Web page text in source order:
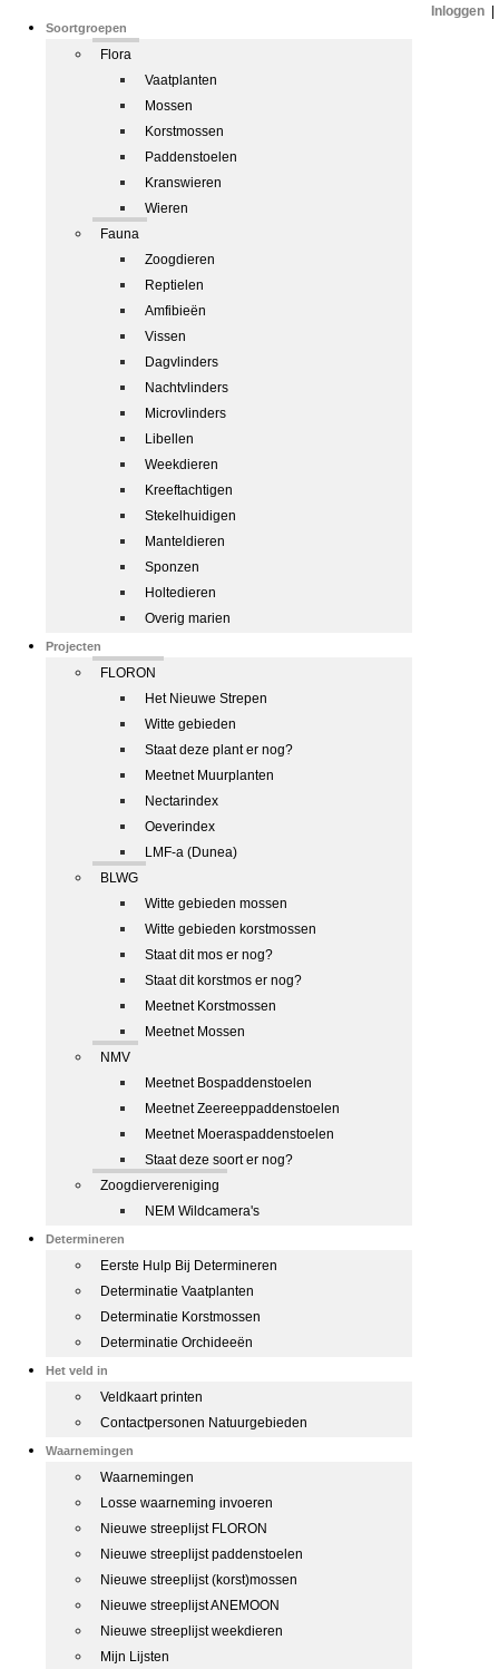
Soortgroepen
Flora
Vaatplanten
Mossen
Korstmossen
Paddenstoelen
Kranswieren
Wieren
Fauna
Zoogdieren
Reptielen
Amfibieën
Vissen
Dagvlinders
Nachtvlinders
Microvlinders
Libellen
Weekdieren
Kreeftachtigen
Stekelhuidigen
Manteldieren
Sponzen
Holtedieren
Overig marien
Projecten
FLORON
Het Nieuwe Strepen
Witte gebieden
Staat deze plant er nog?
Meetnet Muurplanten
Nectarindex
Oeverindex
LMF-a (Dunea)
BLWG
Witte gebieden mossen
Witte gebieden korstmossen
Staat dit mos er nog?
Staat dit korstmos er nog?
Meetnet Korstmossen
Meetnet Mossen
NMV
Meetnet Bospaddenstoelen
Meetnet Zeereeppaddenstoelen
Meetnet Moeraspaddenstoelen
Staat deze soort er nog?
Zoogdiervereniging
NEM Wildcamera's
Determineren
Eerste Hulp Bij Determineren
Determinatie Vaatplanten
Determinatie Korstmossen
Determinatie Orchideeën
Het veld in
Veldkaart printen
Contactpersonen Natuurgebieden
Waarnemingen
Waarnemingen
Losse waarneming invoeren
Nieuwe streeplijst FLORON
Nieuwe streeplijst paddenstoelen
Nieuwe streeplijst (korst)mossen
Nieuwe streeplijst ANEMOON
Nieuwe streeplijst weekdieren
Mijn Lijsten
Inloggen